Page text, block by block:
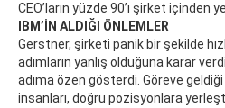
CEO’ların yüzde 90’ı şirket içinden
IBM’İN ALDIĞI ÖNLEMLER
Gerstner, şirketi panik bir şekilde
adımların yanlış olduğuna karar
adıma özen gösterdi. Göreve geldiği
insanları, doğru pozisyonlara